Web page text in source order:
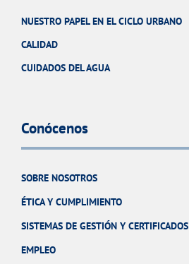
NUESTRO PAPEL EN EL CICLO URBANO
CALIDAD
CUIDADOS DEL AGUA
Conócenos
SOBRE NOSOTROS
ÉTICA Y CUMPLIMIENTO
SISTEMAS DE GESTIÓN Y CERTIFICADOS
EMPLEO